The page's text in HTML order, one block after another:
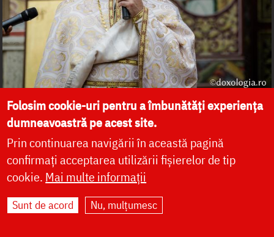
Folosim cookie-uri pentru a îmbunătăți experiența
dumneavoastră pe acest site.
Prin continuarea navigării în această pagină
confirmați acceptarea utilizării fișierelor de tip
cookie. Mai multe informații
Sunt de acord Nu, mulțumesc